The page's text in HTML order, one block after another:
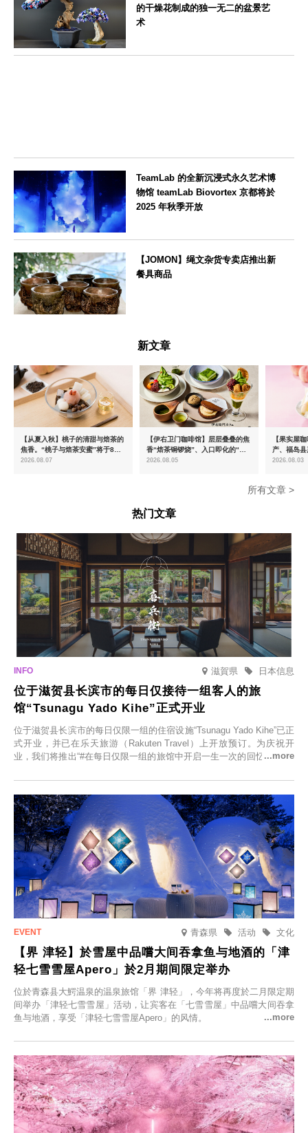
的干燥花制成的独一无二的盆景艺
术
TeamLab 的全新沉浸式永久艺术博
物馆 teamLab Biovortex 京都将於
2025 年秋季开放
【JOMON】绳文杂货专卖店推出新
餐具商品
新文章
【从夏入秋】桃子的清甜与焙茶的
焦香。“桃子与焙茶安蜜”将于8月
中旬起限时发售
2026.08.07
【伊右卫门咖啡馆】层层叠叠的焦
香“焙茶铜锣烧”、入口即化的“宇
治抹茶提拉米苏”全新登场
2026.08.05
【果实屋
产、福岛
2026.08.03
所有文章 >
热门文章
滋賀県 日本信息
位于滋贺县长滨市的每日仅接待一组客人的旅
馆“Tsunagu Yado Kihe”正式开业
位于滋贺县长滨市的每日仅限一组的住宿设施“Tsunagu Yado Kihe”已正
式开业，并已在乐天旅游（Rakuten Travel）上开放预订。为庆祝开
业，我们将推出“#在每日仅限一组的旅馆中开启一生一次的回忆之旅”活
在此与重要之人共度一段难忘的特别时光。
青森県 文化
活动
【界 津轻】於雪屋中品嚐大间吞拿鱼与地酒的「津
轻七雪雪屋Apero」於2月期间限定举办
位於青森县大鰐温泉的温泉旅馆「界 津轻」，今年将再度於二月限定期
间举办「津轻七雪雪屋」活动，让宾客在「七雪雪屋」中品嚐大间吞拿
鱼与地酒，享受「津轻七雪雪屋Apero」的风情。